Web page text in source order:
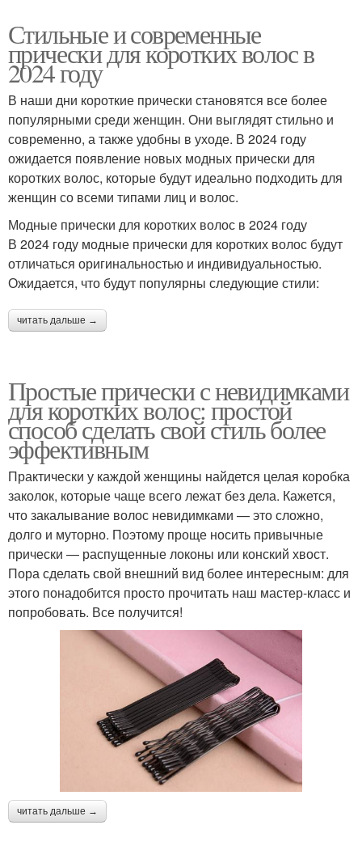
Стильные и современные
прически для коротких волос в
2024 году
В наши дни короткие прически становятся все более
популярными среди женщин. Они выглядят стильно и
современно, а также удобны в уходе. В 2024 году
ожидается появление новых модных прически для
коротких волос, которые будут идеально подходить для
женщин со всеми типами лиц и волос.
Модные прически для коротких волос в 2024 году
В 2024 году модные прически для коротких волос будут
отличаться оригинальностью и индивидуальностью.
Ожидается, что будут популярны следующие стили:
читать дальше →
Простые прически с невидимками
для коротких волос: простой
способ сделать свой стиль более
эффективным
Практически у каждой женщины найдется целая коробка
заколок, которые чаще всего лежат без дела. Кажется,
что закалывание волос невидимками — это сложно,
долго и муторно. Поэтому проще носить привычные
прически — распущенные локоны или конский хвост.
Пора сделать свой внешний вид более интересным: для
этого понадобится просто прочитать наш мастер-класс и
попробовать. Все получится!
читать дальше →